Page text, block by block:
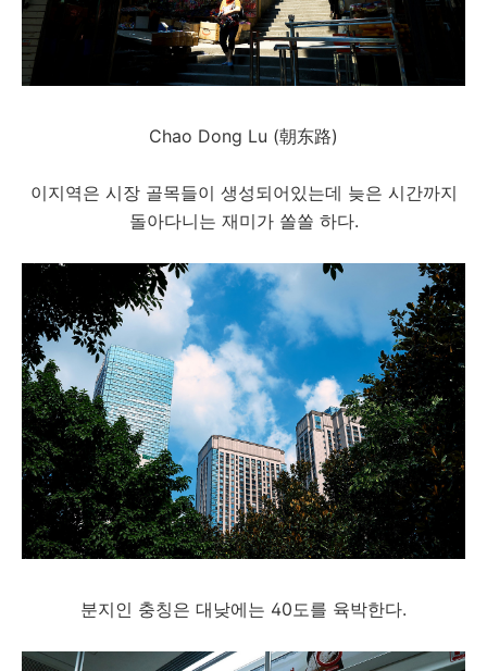
Chao Dong Lu (朝东路)
이지역은 시장 골목들이 생성되어있는데 늦은 시간까지
돌아다니는 재미가 쏠쏠 하다.
분지인 충칭은 대낮에는 40도를 육박한다.